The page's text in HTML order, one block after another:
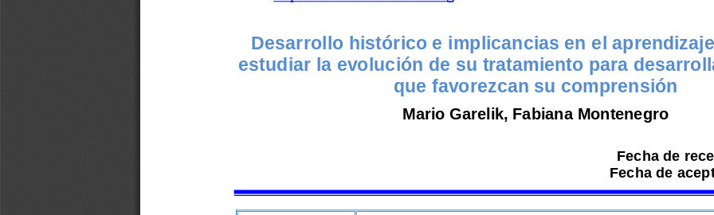
Desarrollo histórico e implicancias en el
estudiar la evolución de su tratamiento para
que favorezcan su comprensión
Mario Garelik, Fabiana Montenegro
Fecha de
Fecha de